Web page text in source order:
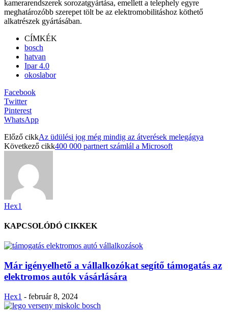
kamerarendszerek sorozatgyártása, emellett a telephely egyre
meghatározóbb szerepet tölt be az elektromobilitáshoz köthető
alkatrészek gyártásában.
CÍMKÉK
bosch
hatvan
Ipar 4.0
okoslabor
Facebook
Twitter
Pinterest
WhatsApp
Előző cikkAz üdülési jog még mindig az átverések melegágya
Következő cikk400 000 partnert számlál a Microsoft
Hex1
KAPCSOLÓDÓ CIKKEK
Már igényelhető a vállalkozókat segítő támogatás az
elektromos autók vásárlására
Hex1 - február 8, 2024